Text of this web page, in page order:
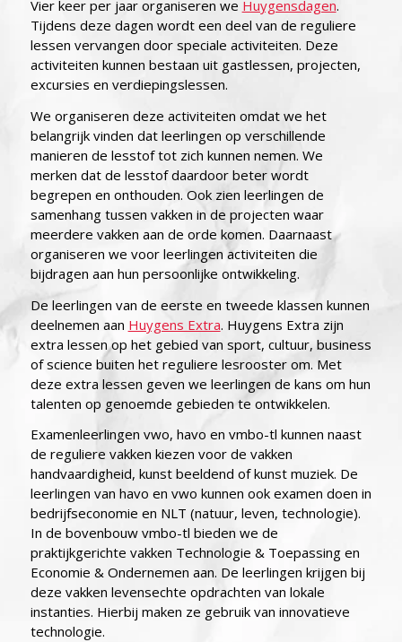
Vier keer per jaar organiseren we Huygensdagen.
Tijdens deze dagen wordt een deel van de reguliere
lessen vervangen door speciale activiteiten. Deze
activiteiten kunnen bestaan uit gastlessen, projecten,
excursies en verdiepingslessen.
We organiseren deze activiteiten omdat we het
belangrijk vinden dat leerlingen op verschillende
manieren de lesstof tot zich kunnen nemen. We
merken dat de lesstof daardoor beter wordt
begrepen en onthouden. Ook zien leerlingen de
samenhang tussen vakken in de projecten waar
meerdere vakken aan de orde komen. Daarnaast
organiseren we voor leerlingen activiteiten die
bijdragen aan hun persoonlijke ontwikkeling.
De leerlingen van de eerste en tweede klassen kunnen
deelnemen aan Huygens Extra. Huygens Extra zijn
extra lessen op het gebied van sport, cultuur, business
of science buiten het reguliere lesrooster om. Met
deze extra lessen geven we leerlingen de kans om hun
talenten op genoemde gebieden te ontwikkelen.
Examen­leerlingen vwo, havo en vmbo-tl kunnen naast
de reguliere vakken kiezen voor de vakken
handvaardigheid, kunst beeldend of kunst muziek. De
leerlingen van havo en vwo kunnen ook examen doen in
bedrijfseconomie en NLT (natuur, leven, technologie).
In de bovenbouw vmbo-tl bieden we de
praktijkgerichte vakken Technologie & Toepassing en
Economie & Ondernemen aan. De leerlingen krijgen bij
deze vakken levensechte opdrachten van lokale
instanties. Hierbij maken ze gebruik van innovatieve
technologie.